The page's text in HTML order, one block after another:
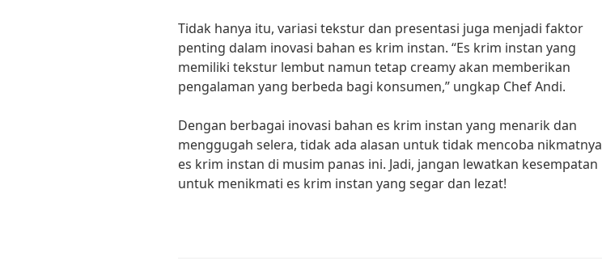
Tidak hanya itu, variasi tekstur dan presentasi juga menjadi faktor
penting dalam inovasi bahan es krim instan. “Es krim instan yang
memiliki tekstur lembut namun tetap creamy akan memberikan
pengalaman yang berbeda bagi konsumen,” ungkap Chef Andi.
Dengan berbagai inovasi bahan es krim instan yang menarik dan
menggugah selera, tidak ada alasan untuk tidak mencoba nikmatnya
es krim instan di musim panas ini. Jadi, jangan lewatkan kesempatan
untuk menikmati es krim instan yang segar dan lezat!